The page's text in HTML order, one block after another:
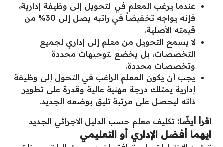
عندما يرغب المعلم في التحويل إلى وظيفة إدارية،
فإنه يواجه تخفيضاً في راتبه يصل إلى 30% من
قيمته الأصلية.
لا يسمح التحويل من معلم إلى إداري لجميع
التخصصات، بل يخضع لتوجيهات محددة
وتخصصات محددة.
يجب أن يكون المعلم الراغب في التحول إلى وظيفة
إدارية يمتلك درجة مهنية عالية وقدرة على تطوير
ذاته ليحصل على مرتبة تليق بوضعه الجديد.
اقرأ أيضًا: تكليف معلم حسب الدليل الاجرائي الجديد
ايهما أفضل الإداري أو التعليمي